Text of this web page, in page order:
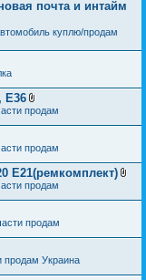
почта и интайм
куплю/продам
Е36
В
о
е
н
и
я
продам
продам
E21(ремкомплект)
о
н
продам
продам
продам Украина